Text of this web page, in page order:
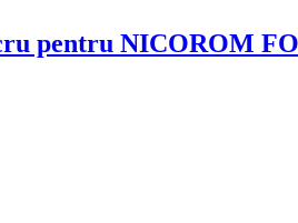
pentru NICOROM